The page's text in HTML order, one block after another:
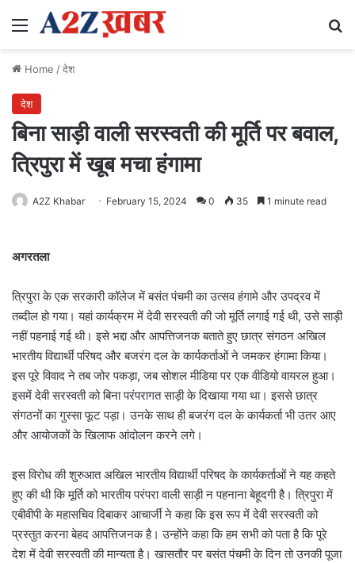
Menu
Home /देश
देश
बिना साड़ी वाली सरस्वती की मूर्ति पर बवाल,
त्रिपुरा में खूब मचा हंगामा
A2Z Khabar February 15, 2024 0 35 1 minute read
अगरतला
त्रिपुरा के एक सरकारी कॉलेज में बसंत पंचमी का उत्सव हंगामे और उपद्रव में
तब्दील हो गया। यहां कार्यक्रम में देवी सरस्वती की जो मूर्ति लगाई गई थी, उसे साड़ी
नहीं पहनाई गई थी। इसे भद्दा और आपत्तिजनक बताते हुए छात्र संगठन अखिल
भारतीय विद्यार्थी परिषद और बजरंग दल के कार्यकर्ताओं ने जमकर हंगामा किया।
इस पूरे विवाद ने तब जोर पकड़ा, जब सोशल मीडिया पर एक वीडियो वायरल हुआ।
इसमें देवी सरस्वती को बिना परंपरागत साड़ी के दिखाया गया था। इससे छात्र
संगठनों का गुस्सा फूट पड़ा। उनके साथ ही बजरंग दल के कार्यकर्ता भी उतर आए
और आयोजकों के खिलाफ आंदोलन करने लगे।
इस विरोध की शुरुआत अखिल भारतीय विद्यार्थी परिषद के कार्यकर्ताओं ने यह कहते
हुए की थी कि मूर्ति को भारतीय परंपरा वाली साड़ी न पहनाना बेहूदगी है। त्रिपुरा में
एबीवीपी के महासचिव दिबाकर आचार्जी ने कहा कि इस रूप में देवी सरस्वती को
प्रस्तुत करना बेहद आपत्तिजनक है। उन्होंने कहा कि हम सभी को पता है कि पूरे
देश में देवी सरस्वती की मान्यता है। खासतौर पर बसंत पंचमी के दिन तो उनकी पूजा